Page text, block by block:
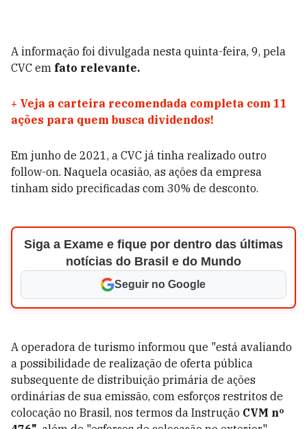
A informação foi divulgada nesta quinta-feira, 9, pela
CVC em fato relevante.
+ Veja a carteira recomendada completa com 11
ações para quem busca dividendos!
Em junho de 2021, a CVC já tinha realizado outro
follow-on. Naquela ocasião, as ações da empresa
tinham sido precificadas com 30% de desconto.
Siga a Exame e fique por dentro das últimas
notícias do Brasil e do Mundo
Seguir no Google
A operadora de turismo informou que "está avaliando
a possibilidade de realização de oferta pública
subsequente de distribuição primária de ações
ordinárias de sua emissão, com esforços restritos de
colocação no Brasil, nos termos da Instrução CVM nº